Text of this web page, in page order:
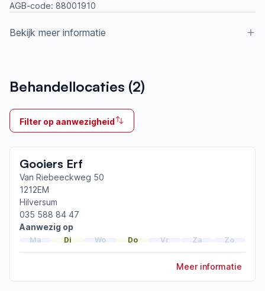
AGB-code: 88001910
Bekijk meer informatie
2009
Ik behandel
Op locatie
netwerk
Gooi
Afgeronde ParkinsonNet-scholingen
ParkinsonNet congres 2025
ParkinsonNet congres 2023
ParkinsonNet congres 2021
Behandellocaties (2)
Filter op aanwezigheid
Gooiers Erf
Van Riebeeckweg 50
1212EM
Hilversum
035 588 84 47
Aanwezig op
Ma Di Wo Do Vr Za Zo
Meer informatie